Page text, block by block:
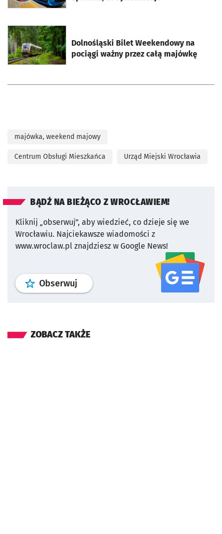
Dolnośląski Bilet Weekendowy na
pociągi ważny przez całą majówkę
otworzy się w nowej karcie
majówka, weekend majowy
Centrum Obsługi Mieszkańca Urząd Miejski Wrocławia
BĄDŹ NA BIEŻĄCO Z WROCŁAWIEM!
Kliknij „obserwuj”, aby wiedzieć, co dzieje się we
Wrocławiu. Najciekawsze wiadomości z
www.wroclaw.pl znajdziesz w Google News!
Obserwuj profil serwisu
ZOBACZ TAKŻE